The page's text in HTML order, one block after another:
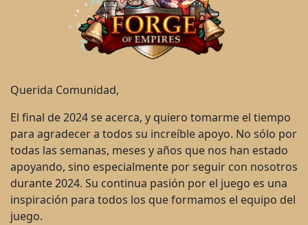
Querida Comunidad,
El final de 2024 se acerca, y quiero tomarme el tiempo
para agradecer a todos su increíble apoyo. No sólo por
todas las semanas, meses y años que nos han estado
apoyando, sino especialmente por seguir con nosotros
durante 2024. Su continua pasión por el juego es una
inspiración para todos los que formamos el equipo del
juego.